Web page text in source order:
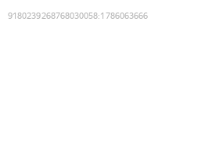
9180239268768030058:1786063666